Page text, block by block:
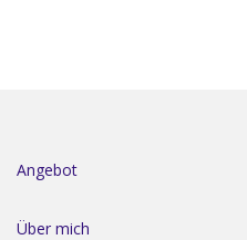
Angebot
Über mich